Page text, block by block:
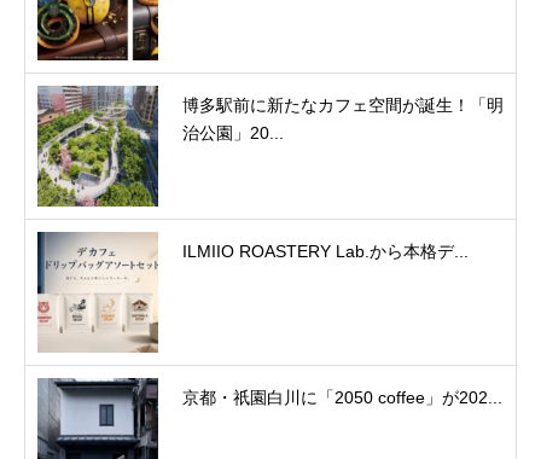
博多駅前に新たなカフェ空間が誕生！「明
治公園」20...
ILMIIO ROASTERY Lab.から本格デ...
京都・祇園白川に「2050 coffee」が202...